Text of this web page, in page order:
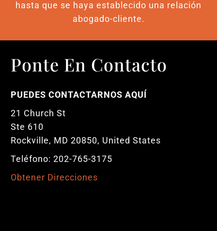
hasta que se haya establecido una relación
abogado-cliente.
Ponte En Contacto
PUEDES CONTACTARNOS AQUÍ
21 Church St
Ste 610
Rockville, MD 20850, United States
Teléfono: 202-765-3175
Obtener Direcciones